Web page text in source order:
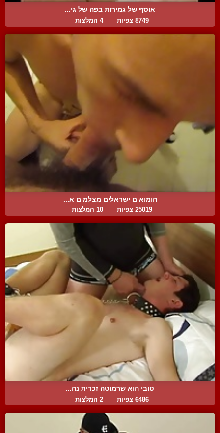
אוסף של גמירות בפה של גי...
8749 צפיות | 4 המלצות
הומואים ישראלים מצלמים א...
25019 צפיות 10 המלצות
טובי הוא שרמוטה זכרית נה...
6486 צפיות 2 המלצות